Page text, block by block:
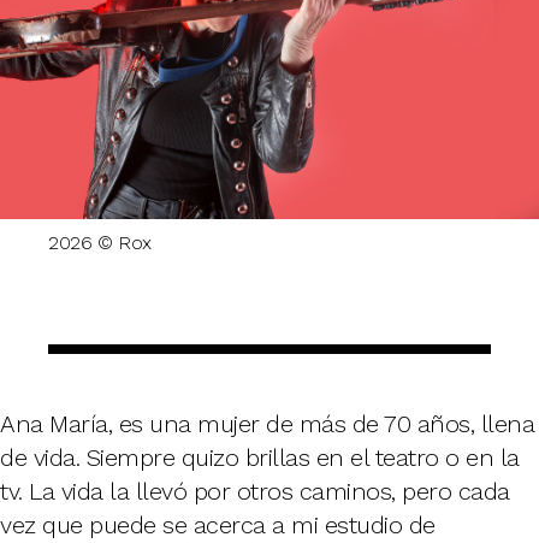
2026 © Rox
Ana María, es una mujer de más de 70 años, llena
de vida. Siempre quizo brillas en el teatro o en la
tv. La vida la llevó por otros caminos, pero cada
vez que puede se acerca a mi estudio de